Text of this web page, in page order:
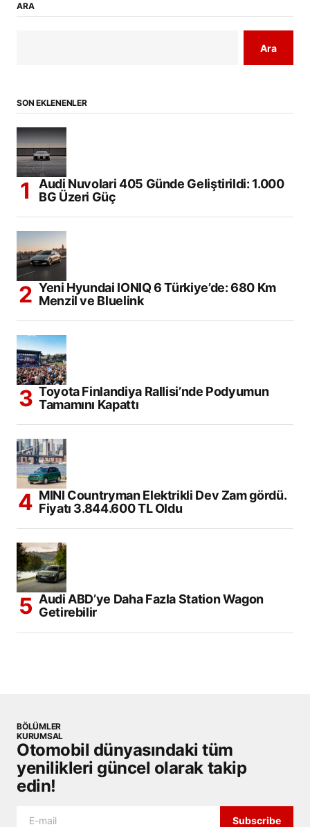
ARA
Ara
SON EKLENENLER
Audi Nuvolari 405 Günde Geliştirildi: 1.000
BG Üzeri Güç
Yeni Hyundai IONIQ 6 Türkiye’de: 680 Km
Menzil ve Bluelink
Toyota Finlandiya Rallisi’nde Podyumun
Tamamını Kapattı
MINI Countryman Elektrikli Dev Zam gördü.
Fiyatı 3.844.600 TL Oldu
Audi ABD’ye Daha Fazla Station Wagon
Getirebilir
BÖLÜMLER
KURUMSAL
Otomobil dünyasındaki tüm
yenilikleri güncel olarak takip
edin!
Subscribe